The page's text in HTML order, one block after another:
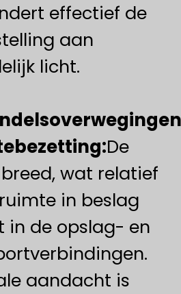
effectief de
aan
licht.
De
wat relatief
in beslag
in de opslag- en
aandacht is